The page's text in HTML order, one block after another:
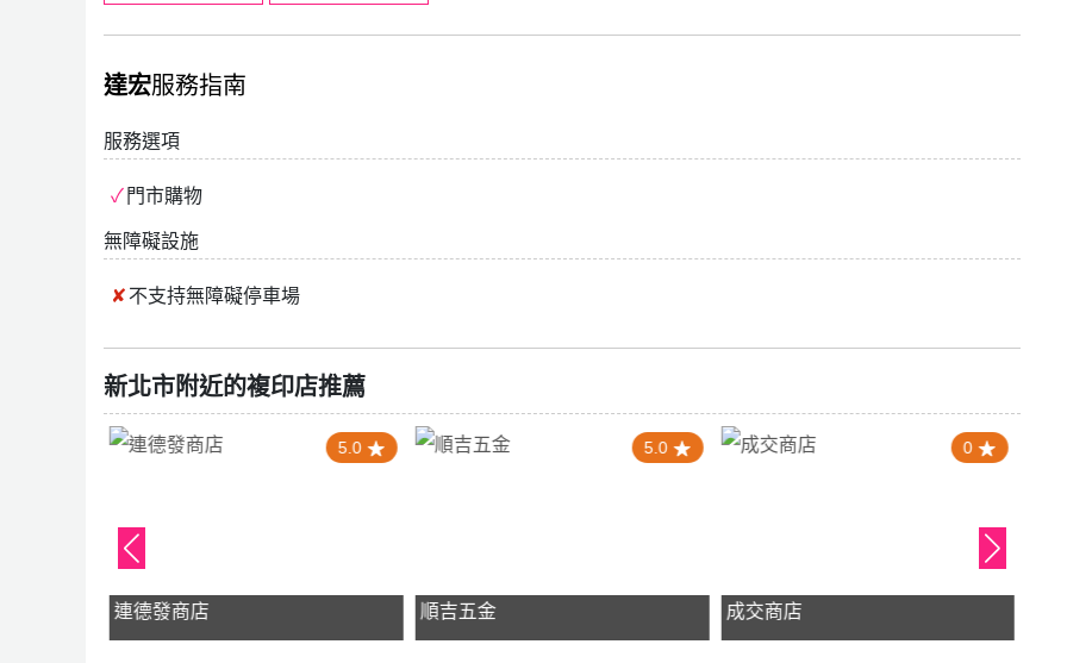
達宏服務指南
服務選項
門市購物
無障礙設施
不支持無障礙停車場
新北市附近的複印店推薦
5.0
連德發商店
5.0
順吉五金
0
成交商店